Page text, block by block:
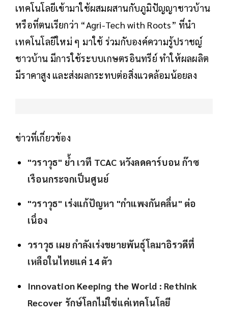
เทคโนโลยีเข้ามาใช้ผสมผสานกับภูมิปัญญาชาวบ้าน
หรือที่ตนเรียกว่า “Agri-Tech with Roots” ที่นำ
เทคโนโลยีใหม่ ๆ มาใช้ ร่วมกับองค์ความรู้ปราชญ์
ชาวบ้าน มีการใช้ระบบเกษตรอินทรีย์ ทำให้ผลผลิต
มีราคาสูง และส่งผลกระทบต่อสิ่งแวดล้อมน้อยลง
ข่าวที่เกี่ยวข้อง
"วราวุธ" ย้ำ เวที TCAC หวังลดคาร์บอน ก๊าซ
เรือนกระจกเป็นศูนย์
"วราวุธ" เร่งแก้ปัญหา "กำแพงกันคลื่น" ต่อ
เนื่อง
วราวุธ เผย กำลังเร่งขยายพันธุ์โลมาอิรวดีที่
เหลือในไทยแค่ 14 ตัว
Innovation Keeping the World : Rethink
Recover รักษ์โลกไม่ใช่แค่เทคโนโลยี